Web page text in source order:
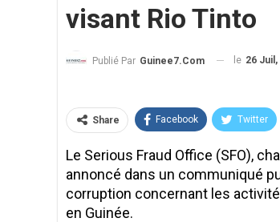
visant Rio Tinto
Publié Par Guinee7.com le 26 Juil,
Share Facebook Twitter
Le Serious Fraud Office (SFO),
annoncé dans un communiqué
corruption concernant les
en Guinée.